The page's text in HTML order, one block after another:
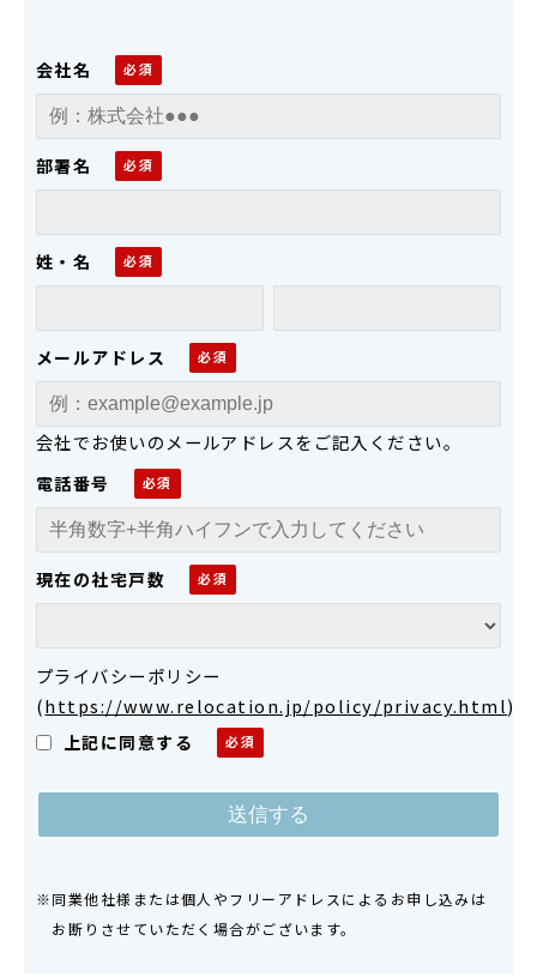
会社名
部署名
姓・名
メールアドレス
会社でお使いのメールアドレスをご記入ください。
電話番号
現在の社宅戸数
プライバシーポリシー
(https://www.relocation.jp/policy/privacy.html)
上記に同意する
※同業他社様または個人やフリーアドレスによるお申し込みは
お断りさせていただく場合がございます。